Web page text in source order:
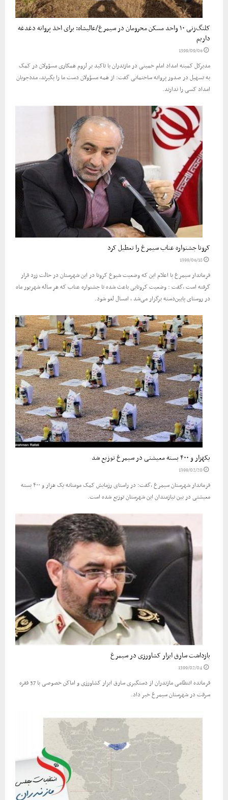
کلنگ‌زنی ۱۰ واحد مسکن محرومان در سیمرغ/عالیشاه: برای اخذ پروانه دغدغه
داریم
1399/09/06
مدیرکل کمیته امداد امام خمینی در مازندران با تاکید بر لزوم همکاری مسؤولان در کمک
به تسهیل در صدور پروانه ساختمانی گفت: از همه مسؤولان دست ما را بگیرند، مددجویان
امداد کسی را ندارند.
کرونا جشنواره عناب سیمرغ را تعطیل کرد
1399/06/18
فرماندار سیمرغ با اعلام این که وضعیت شیوع کرونا در این شهرستان در حالت زرد قرار
گرفته است ،گفت : وضعیت کرونایی باعث شده تا جشنواره عناب که هر ساله شهریور ماه
در روستای پایین‌دسته برگزار می‌شد ، امسال لغو شود.
یکهزار و ۴۰۰ بسته معیشتی در سیمرغ توزیع شد
1399/02/20
فرماندار شهرستان سیمرغ ،گفت: در راستای رزمایش کمک مومنانه یک هزار و ۴۰۰ بسته
معیشتی در بین نیازمندان این شهرستان توزیع شده است.
بازداشت سارق ابزار کشاورزی در سیمرغ
1399/02/04
فرمانده انتظامی مازندران از دستگیری سارق ابزار کشاورزی و اماکن خصوصی با 37 فقره
سرقت در شهرستان سیمرغ خبر داد.